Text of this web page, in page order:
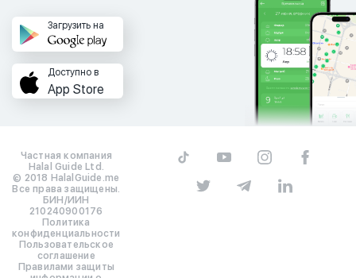
Загрузить на
Доступно в
App Store
Частная компания
Halal Guide Ltd.
© 2018 HalalGuide.me
Все права защищены.
БИН/ИИН
210240900176
Политика
конфиденциальности
Пользовательское
соглашение
Правилами защиты